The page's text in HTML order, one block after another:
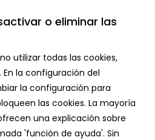
o eliminar las
utilizar todas las cookies,
la configuración del
la configuración para
las cookies. La mayoría
una explicación sobre
'función de ayuda'. Sin